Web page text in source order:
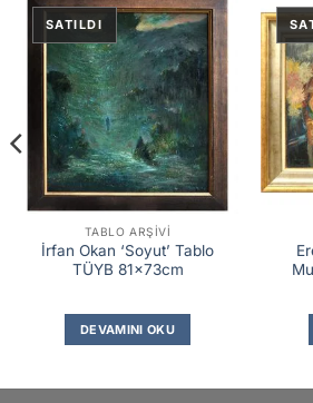
TABLO ARŞIVI
İrfan Okan ‘Soyut’ Tablo
TÜYB 81x73cm
DEVAMINI OKU